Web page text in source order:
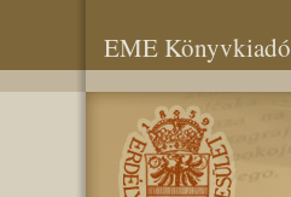
EME Könyvkiadó